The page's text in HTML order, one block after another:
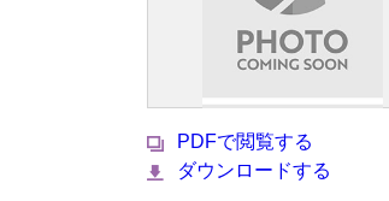
PDFで閲覧する
ダウンロードする